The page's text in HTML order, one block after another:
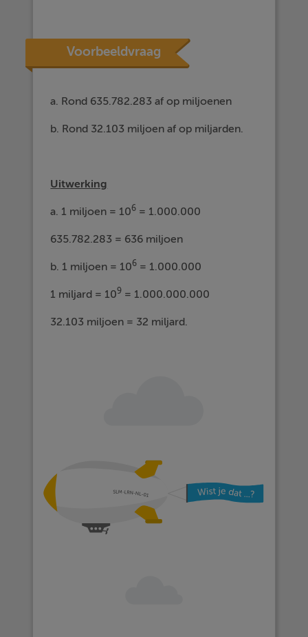
Voorbeeldvraag
a. Rond 635.782.283 af op miljoenen
b. Rond 32.103 miljoen af op miljarden.
Uitwerking
a. 1 miljoen = 106 = 1.000.000
635.782.283 = 636 miljoen
b. 1 miljoen = 106 = 1.000.000
1 miljard = 109 = 1.000.000.000
32.103 miljoen = 32 miljard.